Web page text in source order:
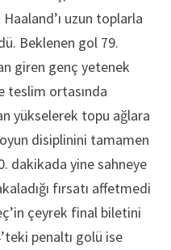
uzun toplarla
Beklenen gol 79.
giren genç yetenek
teslim ortasında
yükselerek topu ağlara
disiplinini tamamen
dakikada yine sahneye
fırsatı affetmedi
çeyrek final biletini
penaltı golü ise